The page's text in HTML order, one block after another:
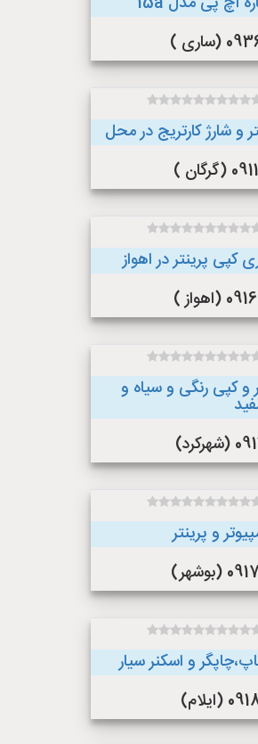
)
و شارژ کارتریج در محل
)
کپی پرینتر در اهواز
)
و کپی رنگی و سیاه و
و پرینتر
و اسکنر سیار